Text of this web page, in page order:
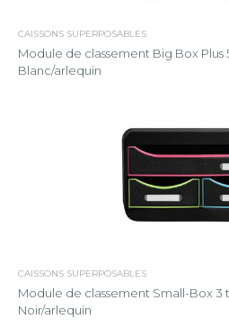
CAISSONS SUPERPOSABLES
Module de classement Big Box Plus
Blanc/arlequin
CAISSONS SUPERPOSABLES
Module de classement Small-Box 3
Noir/arlequin